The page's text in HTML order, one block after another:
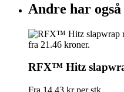
Andre har også
RFX™ Hitz
Fra 14,43 krper stk.